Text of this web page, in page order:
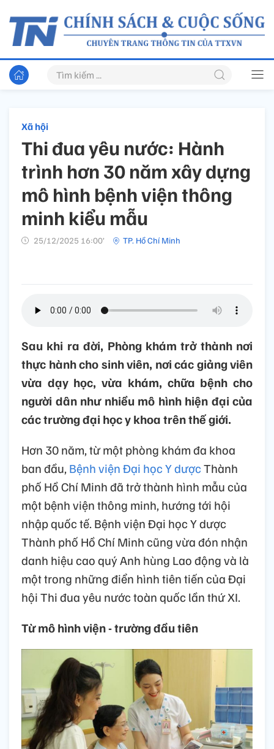
Xã hội
Thi đua yêu nước: Hành
trình hơn 30 năm xây dựng
mô hình bệnh viện thông
minh kiểu mẫu
25/12/2025 16:00’ TP. Hồ Chí Minh
Sau khi ra đời, Phòng khám trở thành nơi
thực hành cho sinh viên, nơi các giảng viên
vừa dạy học, vừa khám, chữa bệnh cho
người dân như nhiều mô hình hiện đại của
các trường đại học y khoa trên thế giới.
Hơn 30 năm, từ một phòng khám đa khoa
ban đầu,Bệnh viện Đại học Y dượcThành
phố Hồ Chí Minh đã trở thành hình mẫu của
một bệnh viện thông minh, hướng tới hội
nhập quốc tế. Bệnh viện Đại học Y dược
Thành phố Hồ Chí Minh cũng vừa đón nhận
danh hiệu cao quý Anh hùng Lao động và là
một trong những điển hình tiên tiến của Đại
hội Thi đua yêu nước toàn quốc lần thứ XI.
Từ mô hình viện - trường đầu tiên